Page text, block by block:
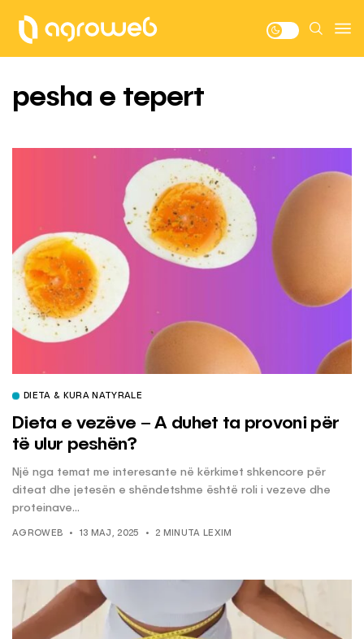
pesha e tepert
DIETA & KURA NATYRALE
Dieta e vezëve – A duhet ta provoni për
të ulur peshën?
Një nga temat me interesante në kërkimet shkencore për
diteat dhe jetesën e shëndetshme është roli i vezeve dhe
proteinave...
AGROWEB 13 MAJ, 2025 2 MINUTA LEXIM